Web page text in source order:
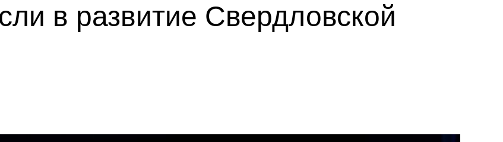
в развитие Свердловской